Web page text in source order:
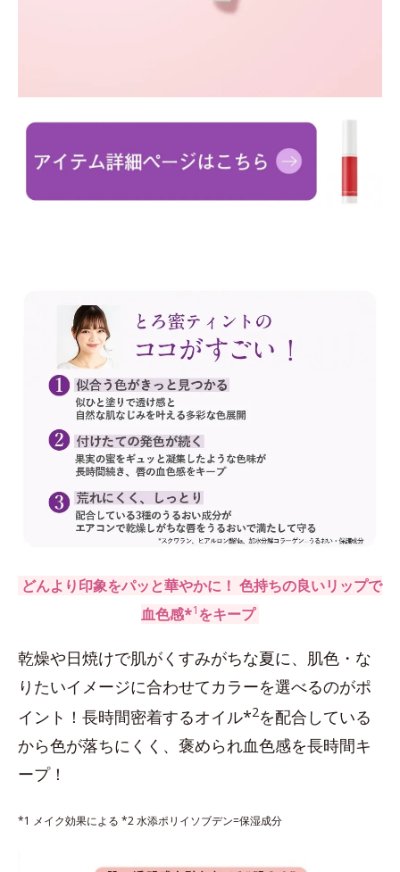
どんより印象をパッと華やかに！ 色持ちの良いリップで
血色感*1をキープ
乾燥や日焼けで肌がくすみがちな夏に、肌色・な
りたいイメージに合わせてカラーを選べるのがポ
イント！長時間密着するオイル*2を配合している
から色が落ちにくく、褒められ血色感を長時間キ
ープ！
*1 メイク効果による *2 水添ポリイソブデン=保湿成分